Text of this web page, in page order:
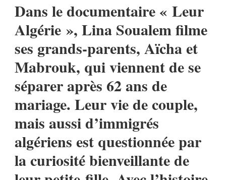
ALGÉRIE »,
QUAND
L’INDIVIDUEL
ET
LE
COLLECTIF
Dans le documentaire « Leur
Algérie », Lina Soualem filme
ses grands-parents, Aïcha et
Mabrouk, qui viennent de se
séparer après 62 ans de
mariage. Leur vie de couple,
mais aussi d’immigrés
algériens est questionnée par
la curiosité bienveillante de